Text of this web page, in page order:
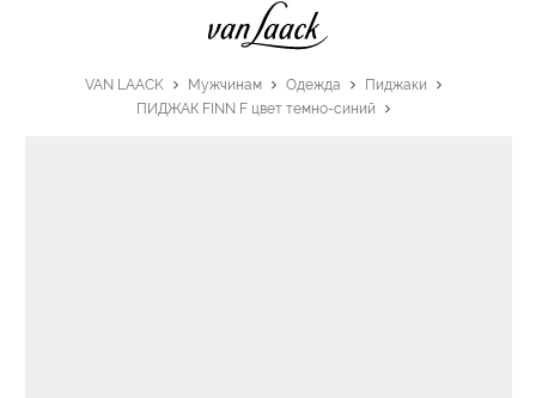
VAN LAACK Мужчинам Одежда
Пиджаки
ПИДЖАК FINN F цвет темно-синий